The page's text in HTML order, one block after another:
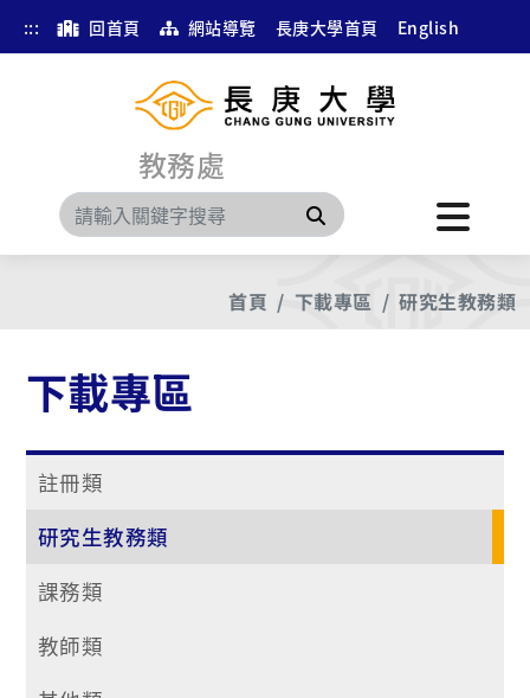
::: 回首頁 網站導覽 長庚大學首頁 English
教務處
搜尋
首頁 下載專區 研究生教務類
下載專區
註冊類
研究生教務類
課務類
教師類